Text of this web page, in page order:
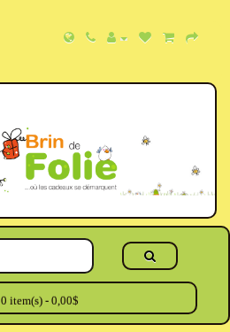
0 item(s) - 0,00$